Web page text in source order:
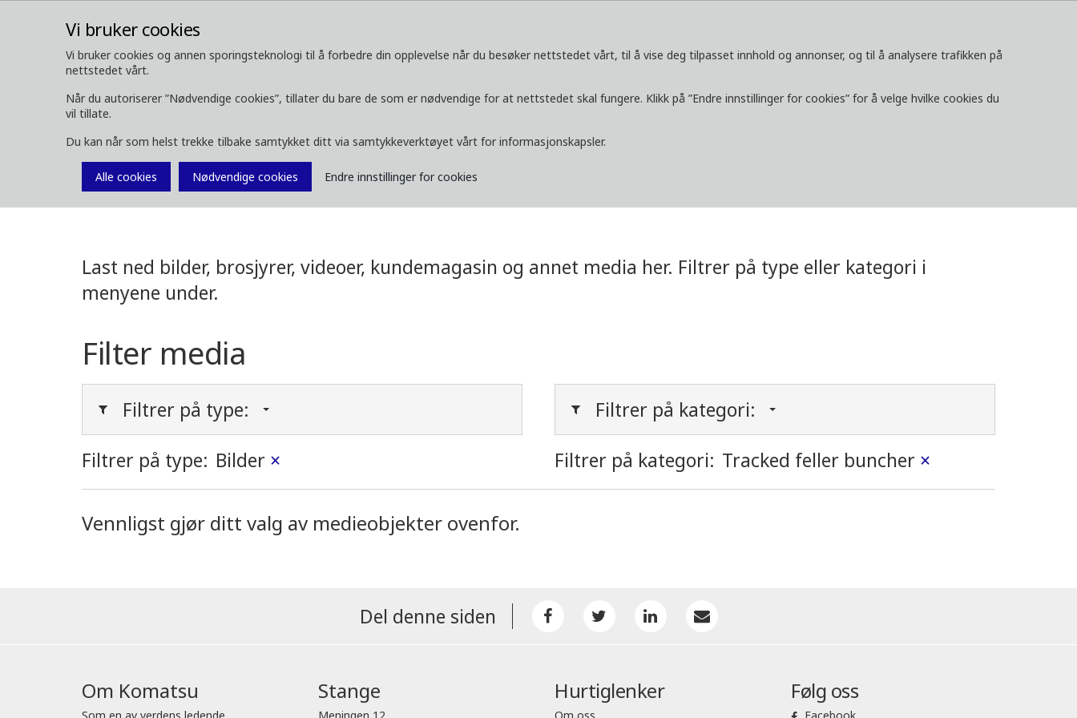
Vi bruker cookies
Vi bruker cookies og annen sporingsteknologi til å forbedre din opplevelse når du besøker nettstedet vårt, til å vise deg tilpasset innhold og annonser, og til å analysere trafikken på
nettstedet vårt.
Når du autoriserer ”Nødvendige cookies”, tillater du bare de som er nødvendige for at nettstedet skal fungere. Klikk på ”Endre innstillinger for cookies” for å velge hvilke cookies du
vil tillate.
Du kan når som helst trekke tilbake samtykket ditt via samtykkeverktøyet vårt for informasjonskapsler.
Alle cookies Nødvendige cookies Endre innstillinger for cookies
LOGG INN REGION/LAND
Media Last ned media
Last ned media
Last ned bilder, brosjyrer, videoer, kundemagasin og annet media her. Filtrer på type eller kategori i
menyene under.
Filter media
Filtrer på type:
Filtrer på type: Bilder ×
Filtrer på kategori:
Filtrer på kategori: Tracked feller buncher ×
Vennligst gjør ditt valg av medieobjekter ovenfor.
Del denne siden
Om Komatsu Stange Hurtiglenker Følg oss